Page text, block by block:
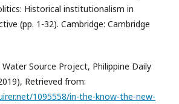
Historical institutionalism in
(pp. 1-32). Cambridge: Cambridge
Source Project, Philippine Daily
Retrieved from:
1095558/in-the-know-the-new-